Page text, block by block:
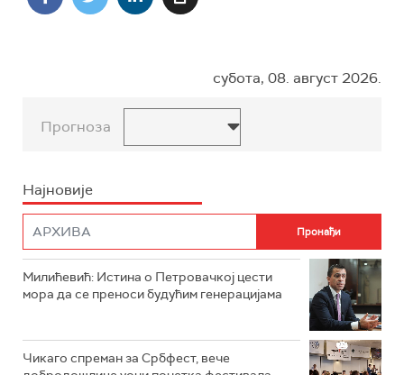
субота, 08. август 2026.
Прогноза
Најновије
Милићевић: Истина о Петровачкој цести
мора да се преноси будућим генерацијама
Чикаго спреман за Србфест, вече